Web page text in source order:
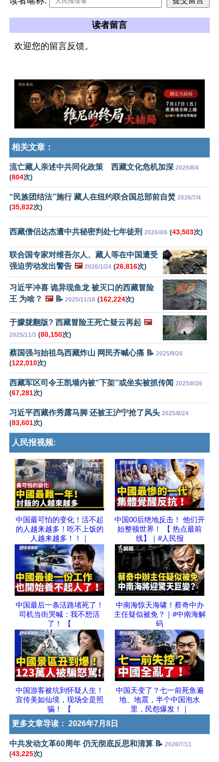
读者留言
欢迎您的留言反馈。
相关文章：
流亡藏人亲述中共同化政策 西藏文化危机加深 2026/8/4
(804次)
“民族团结法”施行 藏人在纽约联合国总部前自焚 2026/7/4
(35,832次)
西藏僧侣达杰遭中共秘密判处七年徒刑 2026/4/6 (43,503次)
联合国专家对维吾尔人、藏人等在中国遭受
强迫劳动发出警告 🖼️ 2026/1/24 (26,816次)
习近平冲喜 诡异现鱼龙 被灭口的西藏冒险
王 为啥？ 🖼️📝 2025/11/18 (162,224次)
于朦胧翻版? 西藏冒险王死亡疑云再起 🖼️
2025/11/3 (80,150次)
蔡国强与始祖鸟西藏炸山 网民齐喊心痛 📝 2025/9/26
(122,010次)
西藏军区司令王凯墙内被“下架”或坐实被抓传闻 2025/8/26
(67,281次)
习近平西藏作秀露马脚 还被王沪宁抢了风头 2025/8/24
(83,601次)
人民报视频:
中国最可怕的变化！活不起
的人越来越多！吃不上饭的
人越来越多！！｜
中国00后绝地反击！ 他们开
始整顿世界！ 【 热点最前
线】｜#人民报
中国最后一条活路堵死了！
司机当街哭喊：我不想活
了！ 【
中南海惊天海啸！蔡奇中办
主任疑似被免？｜#中南海解
码
中国游客被坑到怀疑人生！
宣传美如仙境，现场全是照
骗！ 【
中国天变了？七一前死鱼遍
地、地震，半个中国泡水
里，民怨爆发！｜
更多文章导读： 2026年7月8日
中共发动文革60周年 仍无彻底反思和清算 📝 2026/7/11
(43,225次)